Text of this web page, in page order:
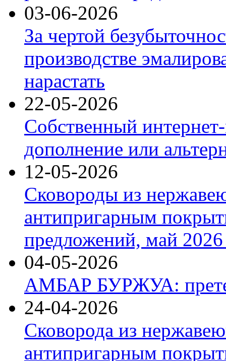
03-06-2026
За чертой
производстве
нарастать
22-05-2026
Собственный
дополнение или
12-05-2026
Сковороды из
антипригарным
предложений, май 2026
04-05-2026
АМБАР БУРЖУА:
24-04-2026
Сковорода из
антипригарным